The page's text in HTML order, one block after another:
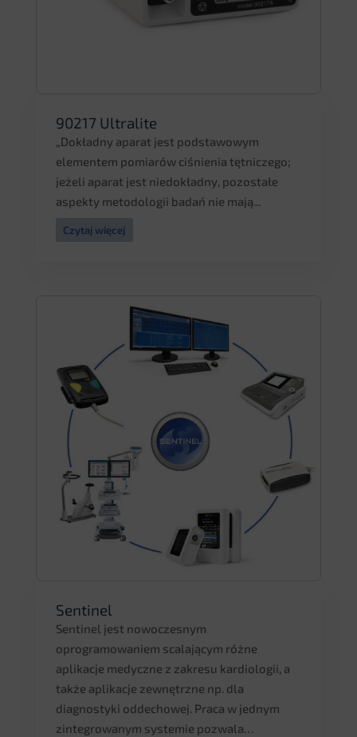
90217 Ultralite
„Dokładny aparat jest podstawowym
elementem pomiarów ciśnienia tętniczego;
jeżeli aparat jest niedokładny, pozostałe
aspekty metodologii badań nie mają...
Czytaj więcej
Sentinel
Sentinel jest nowoczesnym
oprogramowaniem scalającym różne
aplikacje medyczne z zakresu kardiologii, a
także aplikacje zewnętrzne np. dla
diagnostyki oddechowej. Praca w jednym
zintegrowanym systemie pozwala…